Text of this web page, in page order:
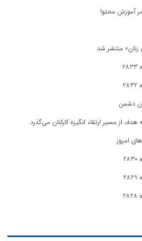
آموزش محتوا
دشمن
هدف از مسیر ارتقاء انگیزه کارکنان می‌گذرد
امروز